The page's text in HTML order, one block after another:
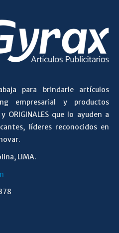
para brindarle artículos
empresarial y productos
ORIGINALES que lo ayuden a
líderes reconocidos en
LIMA.